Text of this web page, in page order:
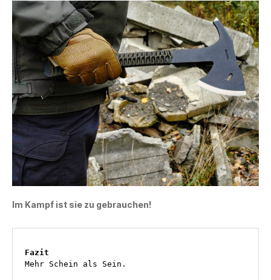
Im Kampf ist sie zu gebrauchen!
Fazit
Mehr Schein als Sein.